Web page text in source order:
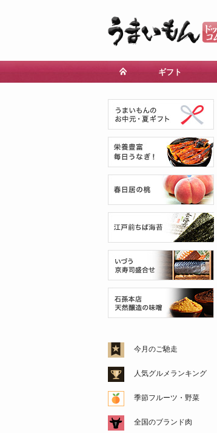
ギフト
今月のご馳走
人気グルメランキング
季節フルーツ・野菜
全国のブランド肉